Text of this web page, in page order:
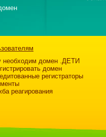
необходим домен .ДЕТИ
домен
регистраторы
реагирования